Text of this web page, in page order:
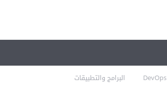
DevOps البرامج والتطبيقات